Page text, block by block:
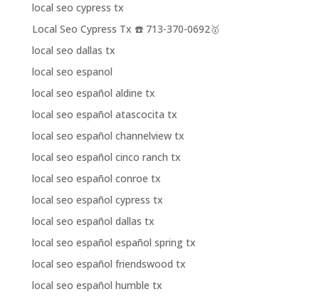
local seo cypress tx
Local Seo Cypress Tx ☎️ 713-370-0692🥇
local seo dallas tx
local seo espanol
local seo español aldine tx
local seo español atascocita tx
local seo español channelview tx
local seo español cinco ranch tx
local seo español conroe tx
local seo español cypress tx
local seo español dallas tx
local seo español español spring tx
local seo español friendswood tx
local seo español humble tx